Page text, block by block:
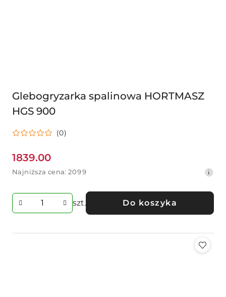
Glebogryzarka spalinowa HORTMASZ
HGS 900
(0)
Cena
promocyjna:
1839.00
Najniższa
dni
Najniższa cena: 2099
szt. Do koszyka